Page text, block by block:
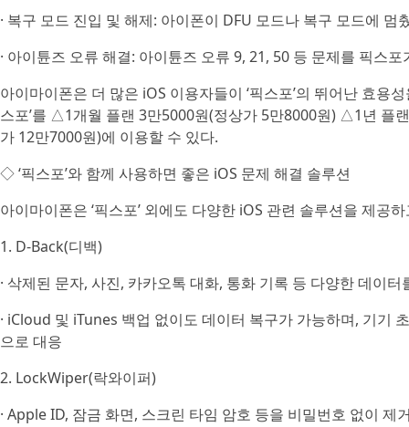
· 복구 모드 진입 및 해제: 아이폰이 DFU 모드나 복구 모드에
· 아이튠즈 오류 해결: 아이튠즈 오류 9, 21, 50 등 문제를 픽스포
아이마이폰은 더 많은 iOS 이용자들이 ‘픽스포’의 뛰어난 효용
스포’를 △1개월 플랜 3만5000원(정상가 5만8000원) △1년 플
가 12만7000원)에 이용할 수 있다.
◇ ‘픽스포’와 함께 사용하면 좋은 iOS 문제 해결 솔루션
아이마이폰은 ‘픽스포’ 외에도 다양한 iOS 관련 솔루션을 제공
1. D-Back(디백)
· 삭제된 문자, 사진, 카카오톡 대화, 통화 기록 등 다양한 데이
· iCloud 및 iTunes 백업 없이도 데이터 복구가 가능하며, 기기
으로 대응
2. LockWiper(락와이퍼)
· Apple ID, 잠금 화면, 스크린 타임 암호 등을 비밀번호 없이 제